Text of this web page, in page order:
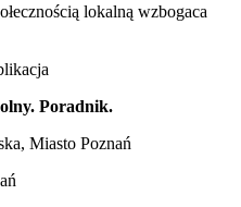
lokalną wzbogaca
Poradnik.
Miasto Poznań